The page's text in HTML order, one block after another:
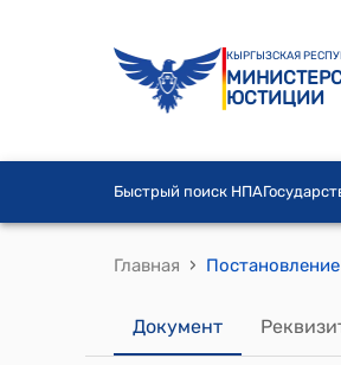
КЫРГЫЗСКАЯ
ЮСТИЦИИ
Быстрый поиск НПА
Главная ›
Документ